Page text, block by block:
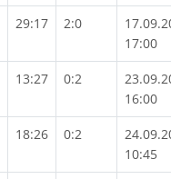
29:17 2:0
17:00
13:27 0:2
16:00
18:26 0:2
10:45